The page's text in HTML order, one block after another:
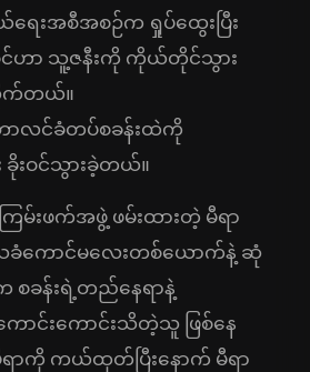
းအစီအစဉ်က ရှုပ်ထွေးပြီး
ခိုင်ဟာ သူ့ဇနီးကို ကိုယ်တိုင်သွား
က်တယ်။
တာလင်ခံတပ်စခန်းထဲကို
းဝင်သွားခဲ့တယ်။
မ်းဖက်အဖွဲ့ ဖမ်းထားတဲ့ မီရာ
ခံကောင်မလေးတစ်ယောက်နဲ့ ဆုံ
စခန်းရဲ့တည်နေရာနဲ့
ောင်းကောင်းသိတဲ့သူ ဖြစ်နေ
ာကို ကယ်ထုတ်ပြီးနောက် မီရာ